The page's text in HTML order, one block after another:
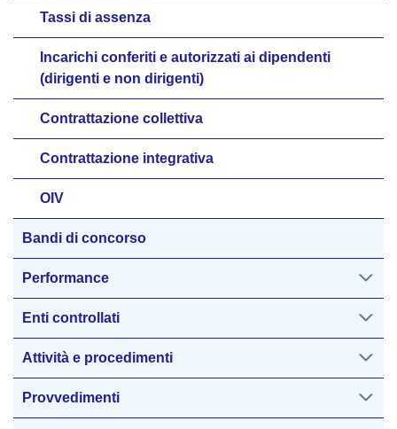
Tassi di assenza
Incarichi conferiti e autorizzati ai dipendenti
(dirigenti e non dirigenti)
Contrattazione collettiva
Contrattazione integrativa
OIV
Bandi di concorso
Performance
Enti controllati
Attività e procedimenti
Provvedimenti